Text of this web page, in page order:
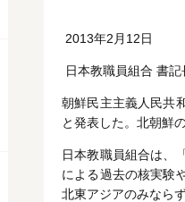
2013年2月12日
日本教職員組合 書
朝鮮民主主義人民共
と発表した。北朝鮮
日本教職員組合は、
による過去の核実験
北東アジアのみなら